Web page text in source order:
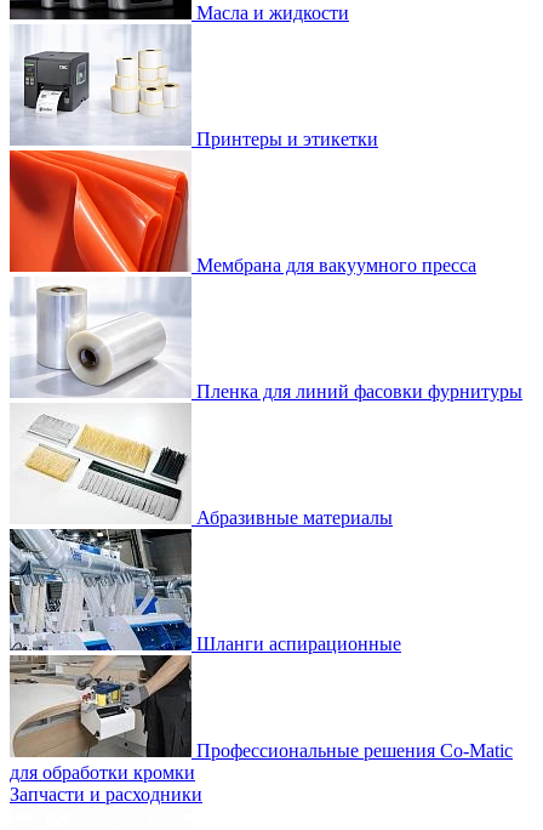
Масла и жидкости
Принтеры и этикетки
Мембрана для вакуумного пресса
Пленка для линий фасовки фурнитуры
Абразивные материалы
Шланги аспирационные
Профессиональные решения Co-Matic
для обработки кромки
Запчасти и расходники